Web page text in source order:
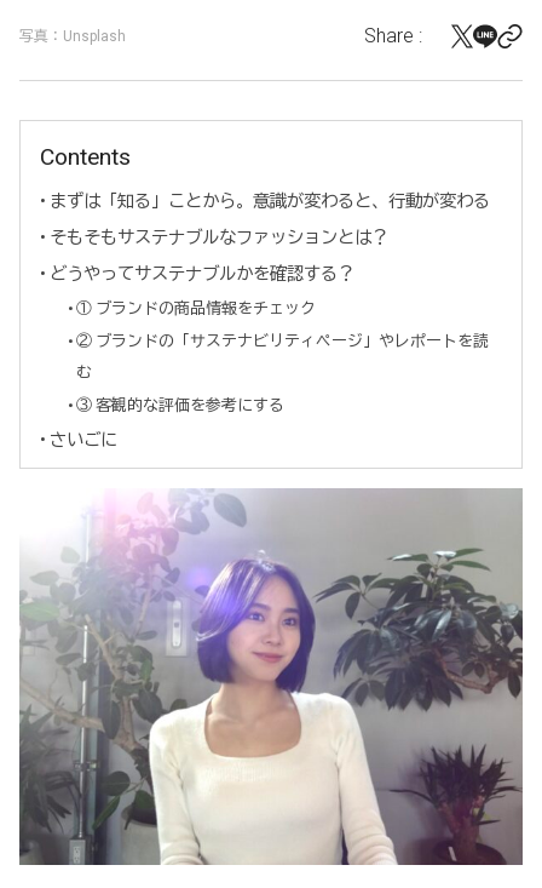
写真：Unsplash Share :
Contents
まずは「知る」ことから。意識が変わると、行動が変わる
そもそもサステナブルなファッションとは？
どうやってサステナブルかを確認する？
① ブランドの商品情報をチェック
② ブランドの「サステナビリティページ」やレポートを読
む
③ 客観的な評価を参考にする
さいごに